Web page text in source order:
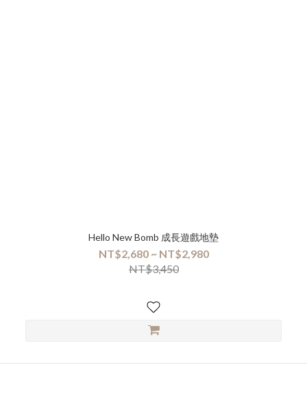
Hello New Bomb 成長遊戲地墊
NT$2,680 ~ NT$2,980
NT$3,450